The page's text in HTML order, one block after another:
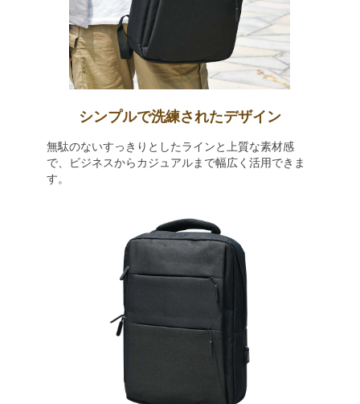
シンプルで洗練されたデザイン
無駄のないすっきりとしたラインと上質な素材感
で、ビジネスからカジュアルまで幅広く活用できま
す。